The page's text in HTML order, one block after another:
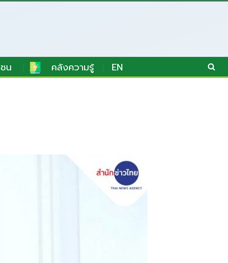
น คลังความรู้ EN